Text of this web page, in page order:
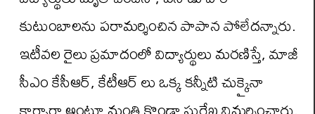
కుటుంబాలను పరామర్శించిన పాపాన పోలేదన్నారు.
ఇటీవల రైలు ప్రమాదంలో విద్యార్థులు మరణిస్తే, మాజీ
సీఎం కేసీఆర్, కేటీఆర్ లు ఒక్క కన్నీటి చుక్కైనా